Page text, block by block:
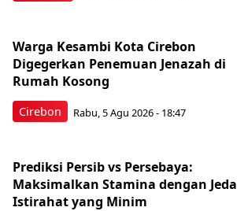
Cirebon
Warga Kesambi Kota Cirebon
Digegerkan Penemuan Jenazah di
Rumah Kosong
Rabu, 5 Agu 2026 - 18:47
Prediksi Persib vs Persebaya:
Maksimalkan Stamina dengan Jeda
Istirahat yang Minim